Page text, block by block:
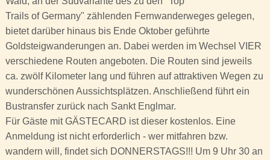
Trails of Germany" zählenden Fernwanderweges gelegen,
bietet darüber hinaus bis Ende Oktober geführte
Goldsteigwanderungen an. Dabei werden im Wechsel VIER
verschiedene Routen angeboten. Die Routen sind jeweils
ca. zwölf Kilometer lang und führen auf attraktiven Wegen zu
wunderschönen Aussichtsplätzen. Anschließend führt ein
Bustransfer zurück nach Sankt Englmar.
Für Gäste mit GÄSTECARD ist dieser kostenlos. Eine
Anmeldung ist nicht erforderlich - wer mitfahren bzw.
wandern will, findet sich DONNERSTAGS!!! Um 9 Uhr 30 an